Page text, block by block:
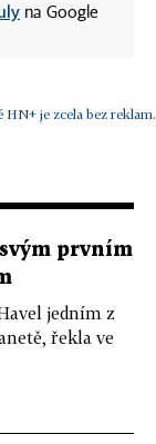
na Google
HN+ je zcela bez reklam.
svým prvním
jedním z
řekla ve